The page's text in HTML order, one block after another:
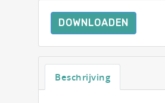
DOWNLOADEN
Beschrijving